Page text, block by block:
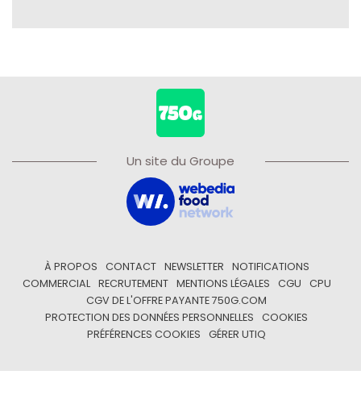
Un site du Groupe
À PROPOS CONTACT NEWSLETTER
NOTIFICATIONS
COMMERCIAL
RECRUTEMENT MENTIONS LÉGALES CGU
CPU
CGV DE L'OFFRE PAYANTE 750G.COM
PROTECTION DES DONNÉES PERSONNELLES
COOKIES
PRÉFÉRENCES COOKIES
GÉRER UTIQ